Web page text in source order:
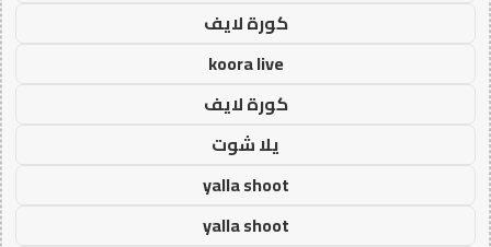
كورة لايف
koora live
كورة لايف
يلا شوت
yalla shoot
yalla shoot